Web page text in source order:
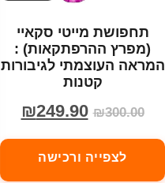
תחפושת מייטי סקאיי
(מפרץ ההרפתקאות) :
המראה העוצמתי לגיבורות
קטנות
₪300.00
₪249.90
לצפייה ורכישה